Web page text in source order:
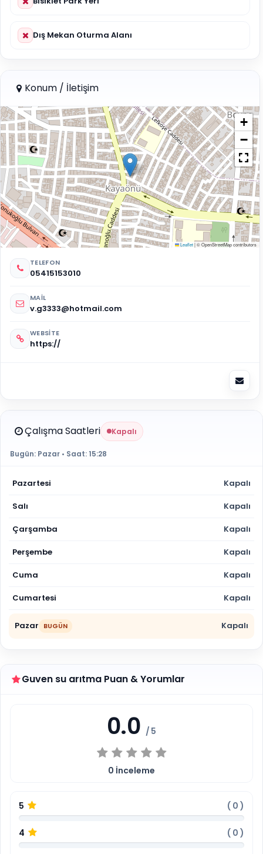
Dış Mekan Oturma Alanı
Konum / İletişim
+
−
Leaflet|© OpenStreetMap contributors
TELEFON
05415153010
MAIL
v.g3333@hotmail.com
WEBSITE
https://
Çalışma Saatleri Kapalı
Bugün: Pazar • Saat:15:28
Pazartesi Kapalı
Salı Kapalı
Çarşamba Kapalı
Perşembe Kapalı
Cuma Kapalı
Cumartesi Kapalı
Pazar BUGÜN Kapalı
Guven su arıtma Puan & Yorumlar
0.0 / 5
0 İnceleme
5 ( 0 )
4 ( 0 )